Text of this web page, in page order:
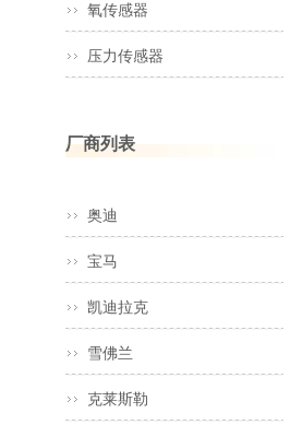
氧传感器
压力传感器
厂商列表
奥迪
宝马
凯迪拉克
雪佛兰
克莱斯勒